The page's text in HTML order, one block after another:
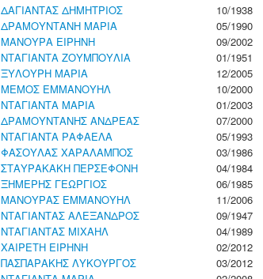
ΔΑΓΙΑΝΤΑΣ ΔΗΜΗΤΡΙΟΣ 10/1938
ΔΡΑΜΟΥΝΤΑΝΗ ΜΑΡΙΑ 05/1990
ΜΑΝΟΥΡΑ ΕΙΡΗΝΗ 09/2002
ΝΤΑΓΙΑΝΤΑ ΖΟΥΜΠΟΥΛΙΑ 01/1951
ΞΥΛΟΥΡΗ ΜΑΡΙΑ 12/2005
ΜΕΜΟΣ ΕΜΜΑΝΟΥΗΛ 10/2000
ΝΤΑΓΙΑΝΤΑ ΜΑΡΙΑ 01/2003
ΔΡΑΜΟΥΝΤΑΝΗΣ ΑΝΔΡΕΑΣ 07/2000
ΝΤΑΓΙΑΝΤΑ ΡΑΦΑΕΛΑ 05/1993
ΦΑΣΟΥΛΑΣ ΧΑΡΑΛΑΜΠΟΣ 03/1986
ΣΤΑΥΡΑΚΑΚΗ ΠΕΡΣΕΦΟΝΗ 04/1984
ΞΗΜΕΡΗΣ ΓΕΩΡΓΙΟΣ 06/1985
ΜΑΝΟΥΡΑΣ ΕΜΜΑΝΟΥΗΛ 11/2006
ΝΤΑΓΙΑΝΤΑΣ ΑΛΕΞΑΝΔΡΟΣ 09/1947
ΝΤΑΓΙΑΝΤΑΣ ΜΙΧΑΗΛ 04/1989
ΧΑΙΡΕΤΗ ΕΙΡΗΝΗ 02/2012
ΠΑΣΠΑΡΑΚΗΣ ΛΥΚΟΥΡΓΟΣ 03/2012